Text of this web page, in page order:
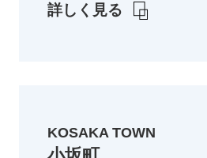
詳しく見る
KOSAKA TOWN